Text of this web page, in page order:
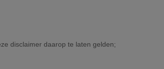
disclaimer daarop te laten gelden;